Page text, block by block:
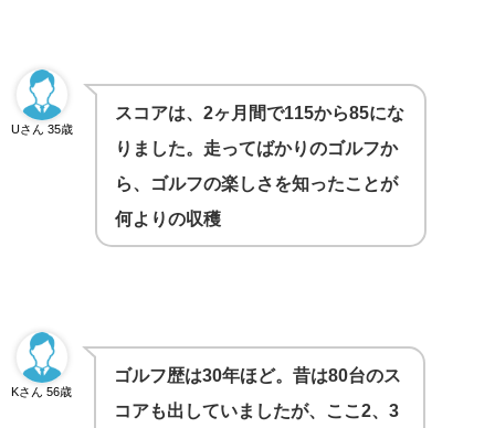
Uさん 35歳
スコアは、2ヶ月間で115から85にな
りました。走ってばかりのゴルフか
ら、ゴルフの楽しさを知ったことが
何よりの収穫
Kさん 56歳
ゴルフ歴は30年ほど。昔は80台のス
コアも出していましたが、ここ2、3